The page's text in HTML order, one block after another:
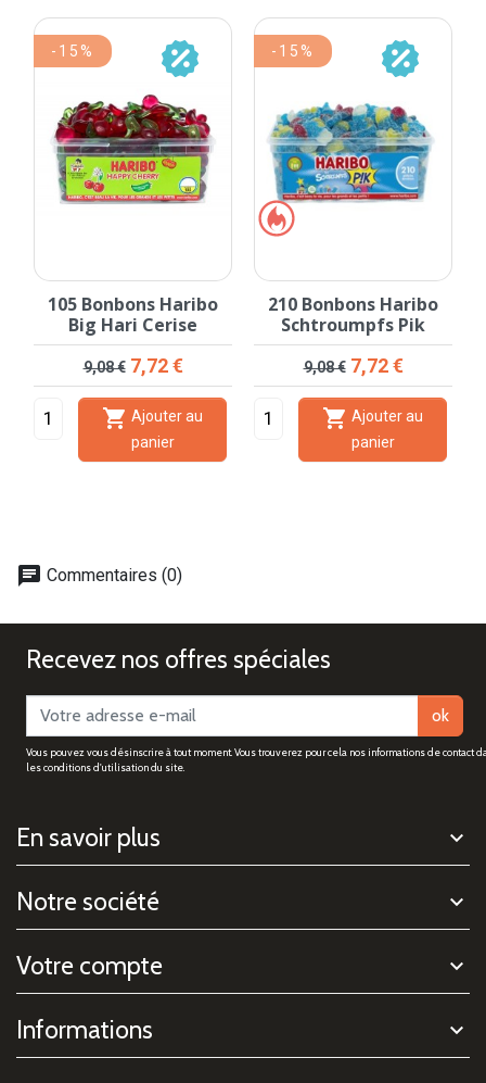
105 Bonbons Haribo
Big Hari Cerise
Prix de base
9,08 € Prix
7,72 €
 Ajouter au
panier
-15%
210 Bonbons Haribo
Schtroumpfs Pik
Prix de base
9,08 € Prix
7,72 €
 Ajouter au
panier
-15%
chat Commentaires (0)
Recevez nos offres spéciales
ok
Vous pouvez vous désinscrire à tout moment. Vous trouverez pour cela nos informations de contact
les conditions d'utilisation du site.
En savoir plus
Notre société
Votre compte
Informations